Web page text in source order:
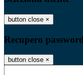
button close ×
Recupero
button close ×